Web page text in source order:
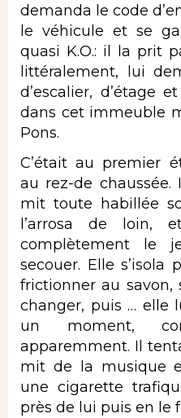
demanda le code
le véhicule et se
quasi K.O.: il la prit
littéralement, lui
d’escalier, d’étage
dans cet immeuble
Pons.
C’était au premier
au rez-de
mit toute habillée
l’arrosa de
complètement le
secouer. Elle s’isola
frictionner au savon,
changer, puis … elle
un moment,
apparemment. Il
mit de la musique
une cigarette
près de lui puis en le